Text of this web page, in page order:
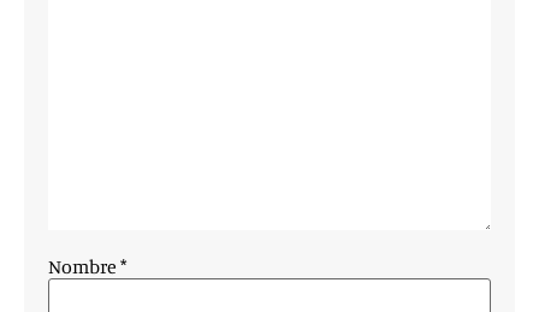
Nombre *